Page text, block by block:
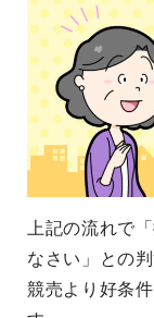
上記の流れで
なさい」との
競売より好条